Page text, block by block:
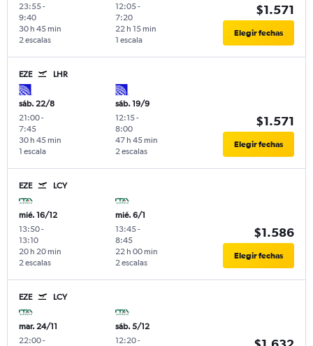
23:55-
9:40
2 escalas
30 h 45 min
12:05-
7:20
1 escala
22 h 15 min
$1.571
Elegir fechas
EZE LHR
sáb. 22/8
21:00-
7:45
1 escala
30 h 45 min
sáb. 19/9
12:15-
8:00
2 escalas
47 h 45 min
$1.571
Elegir fechas
EZE LCY
mié. 16/12
13:50-
13:10
2 escalas
20 h 20 min
mié. 6/1
13:45-
8:45
2 escalas
22 h 00 min
$1.586
Elegir fechas
EZE LCY
mar. 24/11
22:00-
sáb. 5/12
12:20-